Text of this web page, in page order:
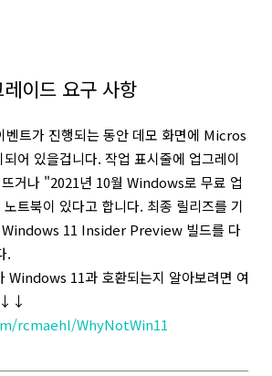
이드 요구 사항
트가 진행되는 동안 데모 화면에 Micros
어 있을겁니다. 작업 표시줄에 업그레이
거나 "2021년 10월 Windows로 무료 업
트북이 있다고 합니다. 최종 릴리즈를 기
Windows 11 Insider Preview 빌드를 다
.
Windows 11과 호환되는지 알아보려면 여
↓
rcmaehl/WhyNotWin11